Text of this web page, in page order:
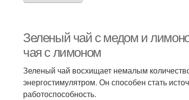
Зеленый чай с медом и
чая с лимоном
Зеленый чай восхищает немалым
энергостимулятром. Он способен стать
работоспособность.